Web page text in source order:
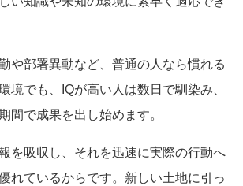
や部署異動など、普通の人なら慣れる
境でも、IQが高い人は数日で馴染み、
間で成果を出し始めます。
を吸収し、それを迅速に実際の行動へ
れているからです。新しい土地に引っ